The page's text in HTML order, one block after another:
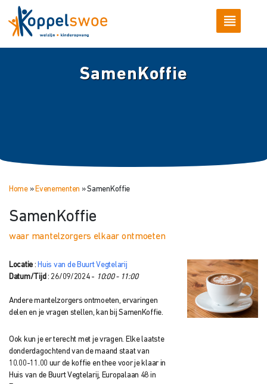
SamenKoffie
Home» Evenementen »SamenKoffie
SamenKoffie
waar mantelzorgers elkaar ontmoeten
Locatie : Huis van de Buurt Vegtelarij
Datum/Tijd : 26/09/2024 - 10:00 - 11:00
Andere mantelzorgers ontmoeten, ervaringen
delen en je vragen stellen, kan bij SamenKoffie.
Ook kun je er terecht met je vragen. Elke laatste
donderdagochtend van de maand staat van
10.00-11.00 uur de koffie en thee voor je klaar in
Huis van de Buurt Vegtelarij, Europalaan 48 in